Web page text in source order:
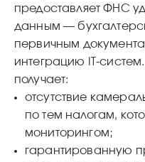
предоставляет ФНС
данным —
первичным
интеграцию
получает:
отсутствие
по тем налогам,
мониторингом;
гарантированную